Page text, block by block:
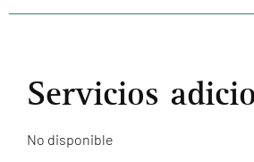
Servicios
No disponible